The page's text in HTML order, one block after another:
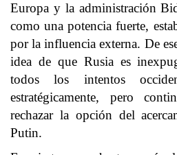
Europa y la administración
como una potencia fuerte,
por la influencia externa. De
idea de que Rusia es
todos los intentos
estratégicamente, pero
rechazar la opción del
Putin.